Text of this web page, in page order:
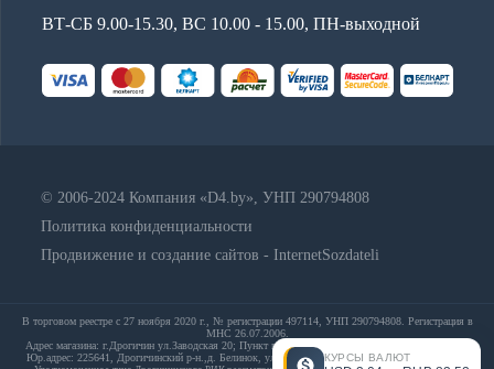
КУРСЫ ВАЛЮТ
ВТ-СБ 9.00-15.30, ВС 10.00 - 15.00, ПН-выходной
© 2006-2024 Компания «D4.by», УНП 290794808
Политика конфиденциальности
Продвижение и создание сайтов - InternetSozdateli
В торговом реестре с 27 ноября 2020 г., № регистрации 497114, УНП 290794808. Регистрация в
МНС 26.07.2006.
Адрес магазина: г.Дрогичин ул.Заводская 20; Пункт выдачи: Брест, ул. Московская 364, пав.6;
Юр.адрес: 225641, Дрогичинский р-н.,д. Белинок, ул. Набережная,д. 13А; E-mail: info@d4.by